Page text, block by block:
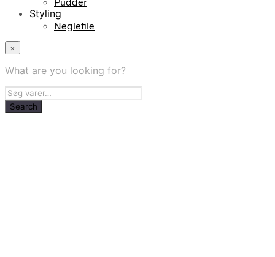
Styling
Neglefile
×
What are you looking for?